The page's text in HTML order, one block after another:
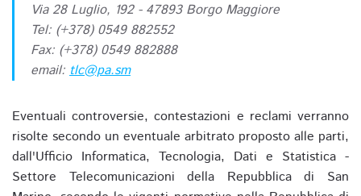
Via 28 Luglio, 192 - 47893 Borgo Maggiore
Tel: (+378) 0549 882552
Fax: (+378) 0549 882888
email: tlc@pa.sm
Eventuali controversie, contestazioni e reclami verranno
risolte secondo un eventuale arbitrato proposto alle parti,
dall'Ufficio Informatica, Tecnologia, Dati e Statistica -
Settore Telecomunicazioni della Repubblica di San